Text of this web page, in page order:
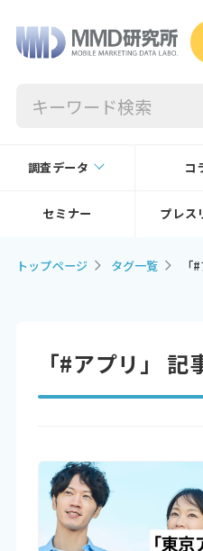
調査データ コ
セミナー プレス
トップページ タグ一覧 「
「#アプリ」 記